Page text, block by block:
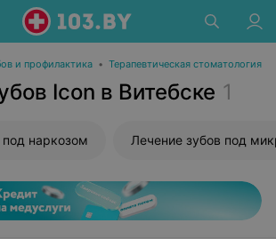
и профилактика • Терапевтическая стоматология
Icon в Витебске 1
наркозом Лечение зубов под